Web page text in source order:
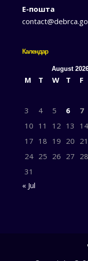
Е-пошта
Календар
August
M T W T F
3
4 5 6 7
10 11 12 13 14
17 18 19 20 21
24 25 26 27 28
31
« Jul